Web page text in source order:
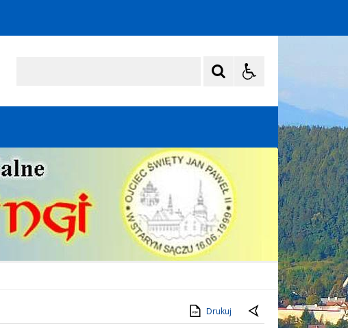
Drukuj